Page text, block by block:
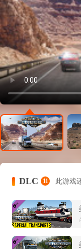
DLC 11 此游戏